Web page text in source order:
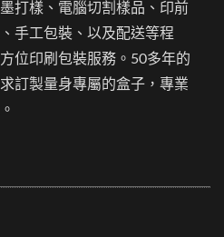
打樣、電腦切割樣品、印前
手工包裝、以及配送等程
位印刷包裝服務。50多年的
訂製量身專屬的盒子，專業